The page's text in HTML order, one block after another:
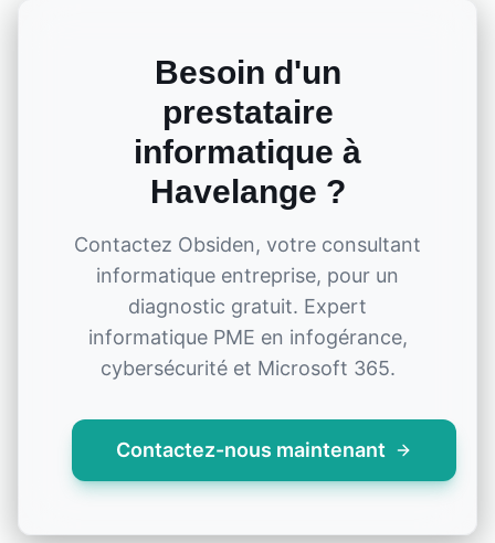
Besoin d'un
prestataire
informatique à
Havelange ?
Contactez Obsiden, votre consultant
informatique entreprise, pour un
diagnostic gratuit. Expert
informatique PME en infogérance,
cybersécurité et Microsoft 365.
Contactez-nous maintenant